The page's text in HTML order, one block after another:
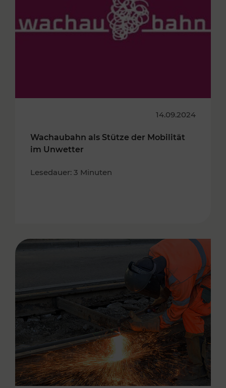
14.09.2024
Wachaubahn als Stütze der Mobilität
im Unwetter
Lesedauer: 3 Minuten